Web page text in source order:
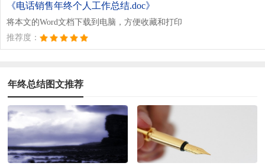
《电话销售年终个人工作总结.doc》
将本文的Word文档下载到电脑，方便收藏和打印
推荐度：
年终总结图文推荐